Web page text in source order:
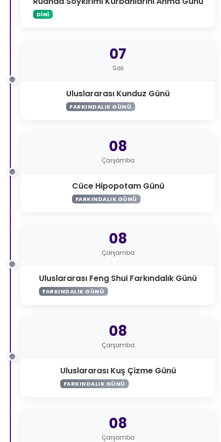
DINI
07
Salı
Uluslararası Kunduz Günü
FARKINDALIK GÜNÜ
08
Çarşamba
Cüce Hipopotam Günü
FARKINDALIK GÜNÜ
08
Çarşamba
Uluslararası Feng Shui Farkındalık Günü
FARKINDALIK GÜNÜ
08
Çarşamba
Uluslararası Kuş Çizme Günü
FARKINDALIK GÜNÜ
08
Çarşamba